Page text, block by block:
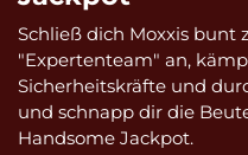
Schließ dich Moxxis
"Expertenteam" an,
Sicherheitskräfte und
und schnapp dir die
Handsome Jackpot.